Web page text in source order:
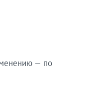
— по